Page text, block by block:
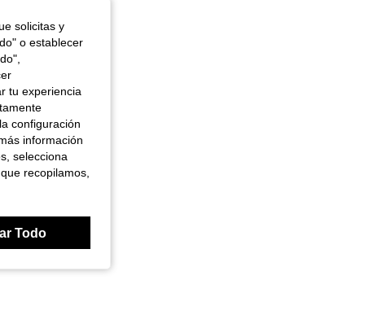
solicitas y
o establecer
tu experiencia
configuración
información
selecciona
recopilamos,
Todo